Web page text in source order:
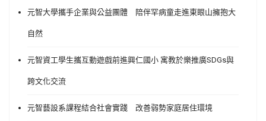
元智大學攜手企業與公益團體 陪伴罕病童走進東眼山擁抱大
自然
元智資工學生攜互動遊戲前進興仁國小 寓教於樂推廣SDGs與
跨文化交流
元智藝設系課程結合社會實踐 改善弱勢家庭居住環境